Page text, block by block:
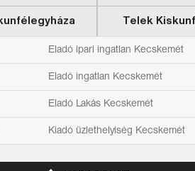
Telek
Eladó ipari ingatlan Kecskemét
Eladó ingatlan Kecskemét
Eladó Lakás Kecskemét
Kiadó üzlethelyiség Kecskemét